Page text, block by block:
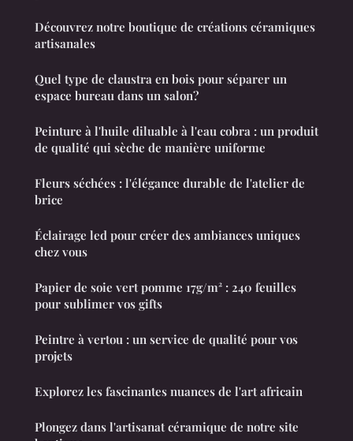
Découvrez notre boutique de créations céramiques
artisanales
Quel type de claustra en bois pour séparer un
espace bureau dans un salon?
Peinture à l'huile diluable à l'eau cobra : un produit
de qualité qui sèche de manière uniforme
Fleurs séchées : l'élégance durable de l'atelier de
brice
Éclairage led pour créer des ambiances uniques
chez vous
Papier de soie vert pomme 17g/m² : 240 feuilles
pour sublimer vos gifts
Peintre à vertou : un service de qualité pour vos
projets
Explorez les fascinantes nuances de l'art africain
Plongez dans l'artisanat céramique de notre site